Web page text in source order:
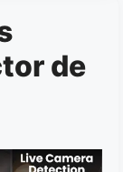
de